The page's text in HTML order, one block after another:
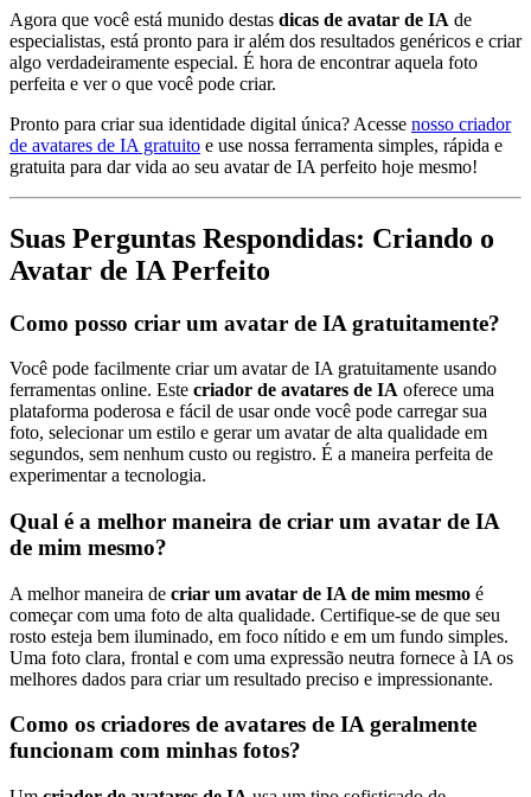
Agora que você está munido destas dicas de avatar de IA de
especialistas, está pronto para ir além dos resultados genéricos e criar
algo verdadeiramente especial. É hora de encontrar aquela foto
perfeita e ver o que você pode criar.
Pronto para criar sua identidade digital única? Acesse nosso criador
de avatares de IA gratuito e use nossa ferramenta simples, rápida e
gratuita para dar vida ao seu avatar de IA perfeito hoje mesmo!
Suas Perguntas Respondidas: Criando o
Avatar de IA Perfeito
Como posso criar um avatar de IA gratuitamente?
Você pode facilmente criar um avatar de IA gratuitamente usando
ferramentas online. Este criador de avatares de IA oferece uma
plataforma poderosa e fácil de usar onde você pode carregar sua
foto, selecionar um estilo e gerar um avatar de alta qualidade em
segundos, sem nenhum custo ou registro. É a maneira perfeita de
experimentar a tecnologia.
Qual é a melhor maneira de criar um avatar de IA
de mim mesmo?
A melhor maneira de criar um avatar de IA de mim mesmo é
começar com uma foto de alta qualidade. Certifique-se de que seu
rosto esteja bem iluminado, em foco nítido e em um fundo simples.
Uma foto clara, frontal e com uma expressão neutra fornece à IA os
melhores dados para criar um resultado preciso e impressionante.
Como os criadores de avatares de IA geralmente
funcionam com minhas fotos?